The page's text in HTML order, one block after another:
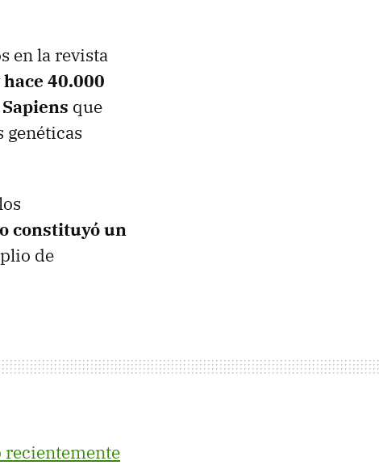
en la revista
hace 40.000
que
genéticas
constituyó un
de